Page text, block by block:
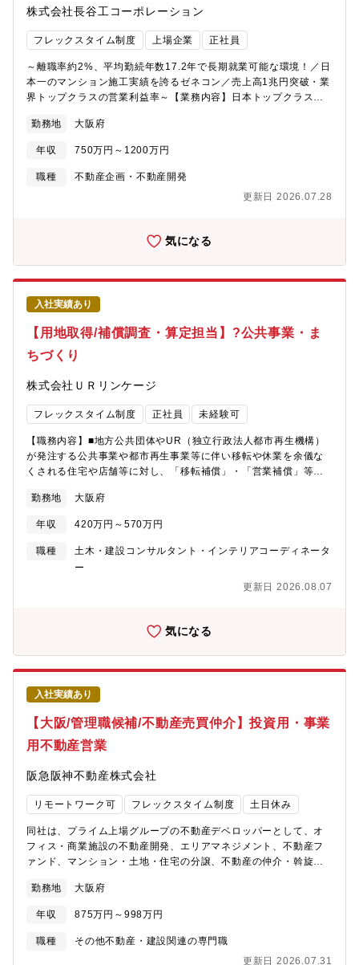
https://www.sekisuihouse.co.jp/company/financial/library/
デル年収】<33歳、家族(配偶者、子供2名) 扶養の場合>約1,000万
円（基本給34.0万円/月、家族手当：2.7万円/月、営業手当：5.4万
円/月、賞与：202万円/年、営業系業績手当：313.6万円/年)※あく
までもモデルであり、経験・スキルを考慮し優遇がございます。
GX戦略地域や北関東・九州等を含む新規エリアにおいて、データ
センター案件の土地取得・案件組成業務を担当いただきます。・
候補地・持ち込み案件の初期スクリーニング・自治体、地権者、
力・通信条件、法規制、事業採算性等を踏まえた案件評価・社内
関係部門との調整、投資判断に向けた論点整理・複数案件の進捗
管理、優先順位付け地域戦略を具体的な案件へ落とし込み、事業
化につなげる役割を担います。候補地の選定から関係者との合意
の中核としてプロジェクトを推進いただきます。※ご経験・ご志
携わっていただく可能性があります。【組織構成】データセンタ
ー事業推進室┗戦略グループ 14名┗統括グループ 12名┗開発
調整など、データセンター事業開発の中核業務で専門性を発揮い
ギー・地域開発・不動産開発など、関西電力グループの成長事業
た人材として活躍いただけます。【同ポジションの魅力】データ
センター開発における「案件を形にする」中核的な役割を担いま
す。自治体・地権者・デベロッパー・電力会社・通信事業者な
ど、多様なステークホルダーと協働しながら、候補案件を事業化
へ導くダイナミックな仕事です。また、関西電力は発電・送配電
事業で培ってきた自治体・インフラ事業者とのネットワークやエ
ネルギー事業者としての知見を有しており、それらを活かしなが
ら構想段階から案件組成、事業化まで主体的に携わることができ
ます。【働く環境】データセンター事業推進室は、多様なバック
グラウンドを持つメンバーが集まり、新規事業を推進している組
ど、フィールドワークを伴う業務がある一方で、リモートワーク
サテライトオフィスも利用可能であり、柔軟な働き方を実現して
います。現場とオフィスワークを組み合わせながら、全国規模の
株式会社長谷工コーポレーション
フレックスタイム制度 上場企業 正社員
～離職率約2%、平均勤続年数17.2年で長期就業可能な環境！／日
本一のマンション施工実績を誇るゼネコン／売上高1兆円突破・業
界トップクラスの営業利益率～【業務内容】日本トップクラスの
建築における生産計画立案(施工計画、工法検討に関する技術検討
支援等)の業務をお任せします。（1）施工計画、工法検討等に関
する技術検討支援（2）工業化工法の改善及び新規導入のためのマ
ネジメント業務（3）生産性／歩掛り、実施工期集計及びフィード
指導（5）PCa部材の新規開発、品質管理（6）新規工法の研究開
ンスよく配置されております。その為、面倒見が良い社員が多く
働きやすい環境になっております。・離職率：全社で約2% 平均
勤続年数約17.2年と高い定着率を誇ります。・残業時間：30時間
程度 20時にPCがシャットダウンされる仕組みになっており、残
業をする場合には申請が必要になります。・育児休業取得率：
97.8% 女性社員比率の向上に向け、女性社員の積極的な採用や、
女性社員交流会、女性社員を対象とした研修、産前産後・復帰前
後のフォロープログラムなど、様々な定着施策を実施しておりま
す。・福利厚生が充実しております。グループ会社にクリニック
場合は扶養家族の奥様の乳がんや子宮がん検診も無料で受診頂く
事が可能です。また、お子様が小学校3年生までは時短勤務が可能
であったり、男性の育児休暇も推奨しております。【事業に関す
プライム上場企業。独自のビジネス戦略で業界トップクラスの地
位を確立。◆「住まいと暮らしの創造企業グループ」として、お
客様が望むマンションのあり方を追求しています。同社は、独自
のビジネスモデルである『土地持込みによる特命受注方式』（ゼ
デベロッパーへ提案をすることで特命で設計・施工を受注する方
から設計・施工・流通・販売・リフォーム・管理・介護まで、マ
ンション事業に関わるすべてを一手に引き受けることの出来るグ
ループ体制があります。フロー・ストック事業の両面から、より
勤務地 大阪府
年収 750万円～1200万円
職種
不動産企画・不動産開発
更新日 2026.07.28
気になる
入社実績あり
【用地取得/補償調査・算定担当】?公共事業・ま
ちづくり
株式会社ＵＲリンケージ
フレックスタイム制度 正社員 未経験可
【職務内容】■地方公共団体やUR（独立行政法人都市再生機構）
が発注する公共事業や都市再生事業等に伴い移転や休業を余儀な
くされる住宅や店舗等に対し、「移転補償」・「営業補償」等の
備?用地調査?補償算定?用地交渉?契約【組織構成（R8.6.1時
点）】部署名：補償用地コンサルティング部 部門人数：75
人 男女比：66人：9人【働く魅力】■事業説明、用地・物件の
調査、また公共事業にご協力いただいた方々が受けるべき適正な
わることができ、充実感が得られます。■「URであ～る」でお馴
づくり・すまいづくり支援企業』を目指している会社。ﾌﾚｯｸｽﾀｲﾑ
制度、平均残業時間月10ｈ程度とﾜｰｸﾗｲﾌﾊﾞﾗﾝｽの実現が可能！
勤務地 大阪府
年収 420万円～570万円
職種
土木・建設コンサルタント・インテリアコーディネータ
ー
更新日 2026.08.07
気になる
入社実績あり
【大阪/管理職候補/不動産売買仲介】投資用・事業
用不動産営業
阪急阪神不動産株式会社
リモートワーク可 フレックスタイム制度 土日休み
同社は、プライム上場グループの不動産デベロッパーとして、オ
フィス・商業施設の不動産開発、エリアマネジメント、不動産フ
ァンド、マンション・土地・住宅の分譲、不動産の仲介・斡旋、
投資用不動産・事業用不動産を中心とした仲介営業を担当いただ
きます■阪急阪神ホールディングスのグループ会社・既存取引先な
ど、多様な独自の情報ルートを活かして、自信を持った提案が可
能です。■資産の組替え・相続対策等のコンサルティング■不動産
勤務地 大阪府
年収 875万円～998万円
職種
その他不動産・建設関連の専門職
更新日 2026.07.31